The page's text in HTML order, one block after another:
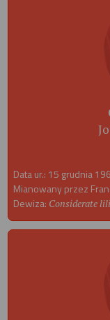
Data ur.: 15 grudnia
Mianowany przez
Dewiza: Considerate